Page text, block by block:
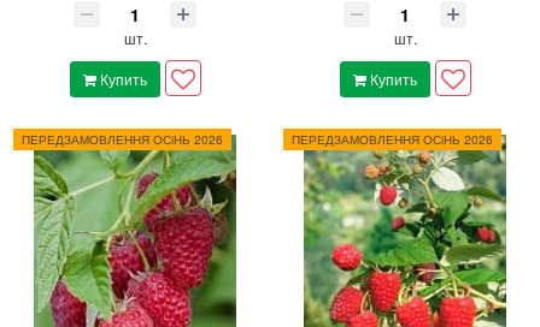
шт.
Купить
шт.
Купить
ПЕРЕДЗАМОВЛЕННЯ ОСіНЬ 2026 ПЕРЕДЗАМОВЛЕННЯ ОСіНЬ 2026